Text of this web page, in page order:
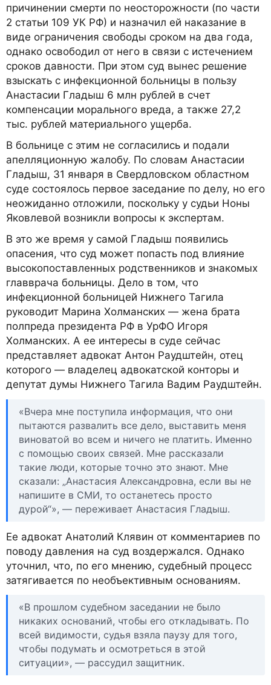
причинении смерти по неосторожности (по части
2 статьи 109 УК РФ) и назначил ей наказание в
виде ограничения свободы сроком на два года,
однако освободил от него в связи с истечением
сроков давности. При этом суд вынес решение
взыскать с инфекционной больницы в пользу
Анастасии Гладыш 6 млн рублей в счет
компенсации морального вреда, а также 27,2
тыс. рублей материального ущерба.
В больнице с этим не согласились и подали
апелляционную жалобу. По словам Анастасии
Гладыш, 31 января в Свердловском областном
суде состоялось первое заседание по делу, но его
неожиданно отложили, поскольку у судьи Ноны
Яковлевой возникли вопросы к экспертам.
В это же время у самой Гладыш появились
опасения, что суд может попасть под влияние
высокопоставленных родственников и знакомых
главврача больницы. Дело в том, что
инфекционной больницей Нижнего Тагила
руководит Марина Холманских — жена брата
полпреда президента РФ в УрФО Игоря
Холманских. А ее интересы в суде сейчас
представляет адвокат Антон Раудштейн, отец
которого — владелец адвокатской конторы и
депутат думы Нижнего Тагила Вадим Раудштейн.
«Вчера мне поступила информация, что они
пытаются развалить все дело, выставить меня
виноватой во всем и ничего не платить. Именно
с помощью своих связей. Мне рассказали
такие люди, которые точно это знают. Мне
сказали: „Анастасия Александровна, если вы не
напишите в СМИ, то останетесь просто
дурой“», — переживает Анастасия Гладыш.
Ее адвокат Анатолий Клявин от комментариев по
поводу давления на суд воздержался. Однако
уточнил, что, по его мнению, судебный процесс
затягивается по необъективным основаниям.
«В прошлом судебном заседании не было
никаких оснований, чтобы его откладывать. По
всей видимости, судья взяла паузу для того,
чтобы подумать и осмотреться в этой
ситуации», — рассудил защитник.